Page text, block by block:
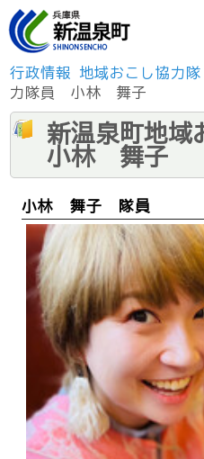
行政情報 地域おこし協力隊
力隊員 小林 舞子
新温泉町地
小林 舞子
小林 舞子 隊員